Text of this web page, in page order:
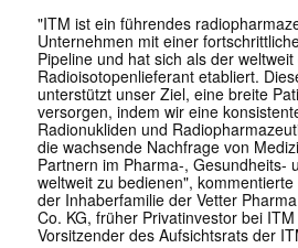
"ITM ist ein führendes
Unternehmen mit einer
Pipeline und hat sich als der
Radioisotopenlieferant etabliert.
unterstützt unser Ziel, eine breite
versorgen, indem wir eine
Radionukliden und
die wachsende Nachfrage von
Partnern im Pharma-, Gesundheits-
weltweit zu bedienen",
der Inhaberfamilie der Vetter
Co. KG, früher Privatinvestor bei
Vorsitzender des Aufsichtsrats der